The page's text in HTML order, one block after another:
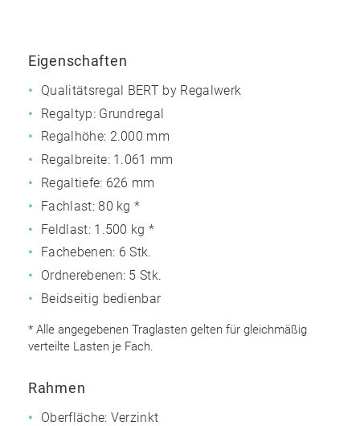
Eigenschaften
Qualitätsregal BERT by Regalwerk
Regaltyp: Grundregal
Regalhöhe: 2.000 mm
Regalbreite: 1.061 mm
Regaltiefe: 626 mm
Fachlast: 80 kg *
Feldlast: 1.500 kg *
Fachebenen: 6 Stk.
Ordnerebenen: 5 Stk.
Beidseitig bedienbar
* Alle angegebenen Traglasten gelten für gleichmäßig
verteilte Lasten je Fach.
Rahmen
Oberfläche: Verzinkt